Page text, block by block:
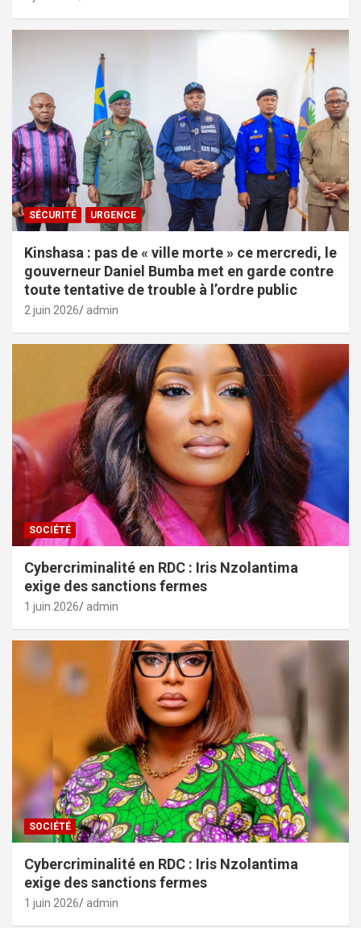
SÉCURITÉ URGENCE
Kinshasa : pas de « ville morte » ce mercredi, le
gouverneur Daniel Bumba met en garde contre
toute tentative de trouble à l’ordre public
2 juin 2026 admin
SOCIÉTÉ
Cybercriminalité en RDC : Iris Nzolantima
exige des sanctions fermes
1 juin 2026 admin
SOCIÉTÉ
Cybercriminalité en RDC : Iris Nzolantima
exige des sanctions fermes
1 juin 2026 admin